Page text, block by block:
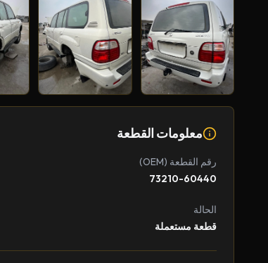
معلومات القطعة
رقم القطعة (OEM)
73210-60440
الحالة
قطعة مستعملة